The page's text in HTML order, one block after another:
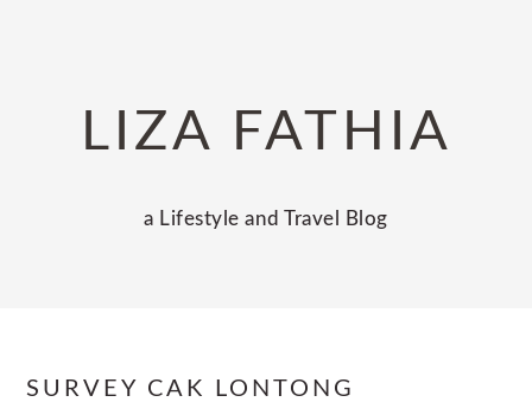
navigationLIZA FATHIA
a Lifestyle and Travel Blog
SURVEY CAK LONTONG